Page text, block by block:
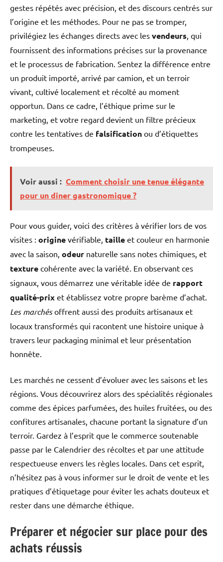
gestes répétés avec précision, et des discours centrés sur
l’origine et les méthodes. Pour ne pas se tromper,
privilégiez les échanges directs avec les vendeurs, qui
fournissent des informations précises sur la provenance
et le processus de fabrication. Sentez la différence entre
un produit importé, arrivé par camion, et un terroir
vivant, cultivé localement et récolté au moment
opportun. Dans ce cadre, l’éthique prime sur le
marketing, et votre regard devient un filtre précieux
contre les tentatives de falsification ou d’étiquettes
trompeuses.
Voir aussi : Comment choisir une tenue élégante
pour un dîner gastronomique ?
Pour vous guider, voici des critères à vérifier lors de vos
visites : origine vérifiable, taille et couleur en harmonie
avec la saison, odeur naturelle sans notes chimiques, et
texture cohérente avec la variété. En observant ces
signaux, vous démarrez une véritable idée de rapport
qualité-prix et établissez votre propre barème d’achat.
Les marchésoffrent aussi des produits artisanaux et
locaux transformés qui racontent une histoire unique à
travers leur packaging minimal et leur présentation
honnête.
Les marchés ne cessent d’évoluer avec les saisons et les
régions. Vous découvrirez alors des spécialités régionales
comme des épices parfumées, des huiles fruitées, ou des
confitures artisanales, chacune portant la signature d’un
terroir. Gardez à l’esprit que le commerce soutenable
passe par le Calendrier des récoltes et par une attitude
respectueuse envers les règles locales. Dans cet esprit,
n’hésitez pas à vous informer sur le droit de vente et les
pratiques d’étiquetage pour éviter les achats douteux et
rester dans une démarche éthique.
Préparer et négocier sur place pour des
achats réussis